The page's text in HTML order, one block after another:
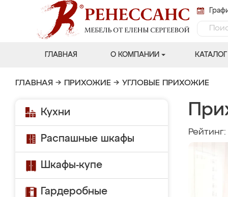
ГЛАВНАЯ О КОМПАНИИ КАТАЛОГ
ГЛАВНАЯ → ПРИХОЖИЕ → УГЛОВЫЕ ПРИХОЖИЕ
Кухни
Распашные шкафы
Шкафы-купе
Гардеробные
Рейтинг: